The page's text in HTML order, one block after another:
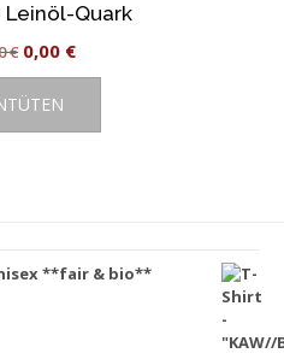
Leinöl-Quark
€ Ursprünglicher
Preis
war:
0,00 €Aktueller
Preis
**fair & bio**